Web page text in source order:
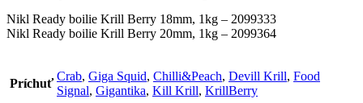
Nikl Ready boilie Krill Berry 18mm, 1kg – 2099333
Nikl Ready boilie Krill Berry 20mm, 1kg – 2099364
Príchuť
Crab, Giga Squid, Chilli&Peach, Devill Krill, Food
Signal, Gigantika, Kill Krill, KrillBerry